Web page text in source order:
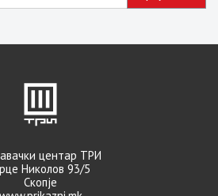
центар ТРИ
Николов 93/5
Скопје